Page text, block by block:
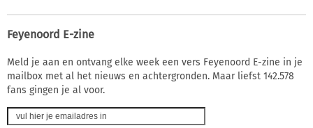
Feyenoord E-zine
Meld je aan en ontvang elke week een vers Feyenoord E-zine in je
mailbox met al het nieuws en achtergronden. Maar liefst 142.578
fans gingen je al voor.